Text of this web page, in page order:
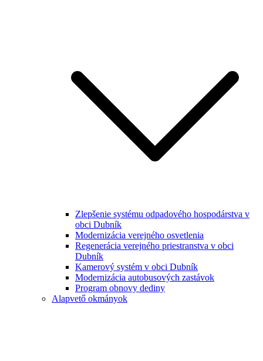
Zlepšenie systému odpadového hospodárstva v
obci Dubník
Modernizácia verejného osvetlenia
Regenerácia verejného priestranstva v obci
Dubník
Kamerový systém v obci Dubník
Modernizácia autobusových zastávok
Program obnovy dediny
Alapvető okmányok